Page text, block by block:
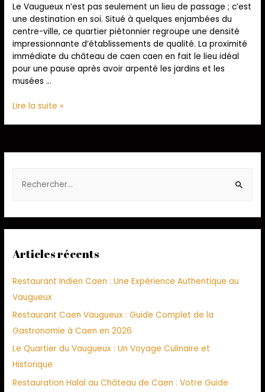
Le Vaugueux n’est pas seulement un lieu de passage ; c’est
une destination en soi. Situé à quelques enjambées du
centre-ville, ce quartier piétonnier regroupe une densité
impressionnante d’établissements de qualité. La proximité
immédiate du château de caen caen en fait le lieu idéal
pour une pause après avoir arpenté les jardins et les
musées …
Lire la suite »
Articles récents
Restaurant Indien Caen : Une Expérience Authentique au
Vaugueux
Restaurant Caen Vaugueux : Guide Complet de la
Gastronomie à Caen en 2026
Le Quartier du Vaugueux : Un Voyage Culinaire et
Historique
Restauration Halal au Château de Caen : Votre Guide